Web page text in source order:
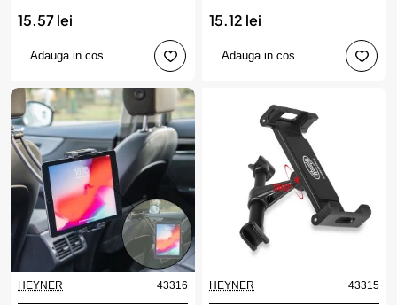
15.57 lei
Adauga in cos
15.12 lei
Adauga in cos
HEYNER 43316 HEYNER 43315